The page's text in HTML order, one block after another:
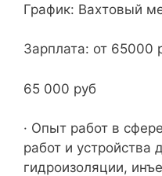
График: Вахтовый
Зарплата: от 65000
65 000 руб
· Опыт работ в
работ и устройства
гидроизоляции,